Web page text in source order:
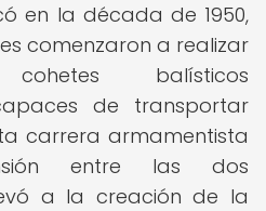
en la década de 1950,
comenzaron a realizar
balísticos
de transportar
carrera armamentista
entre las dos
a la creación de la